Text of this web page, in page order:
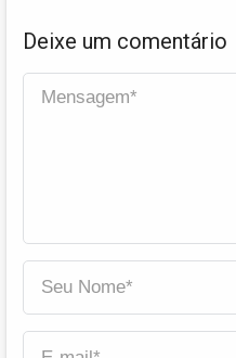
Deixe um comentário